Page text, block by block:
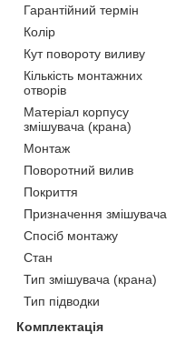
Гарантійний термін
Колір
Кут повороту виливу
Кількість монтажних
отворів
Матеріал корпусу
змішувача (крана)
Монтаж
Поворотний вилив
Покриття
Призначення змішувача
Спосіб монтажу
Стан
Тип змішувача (крана)
Тип підводки
Комплектація